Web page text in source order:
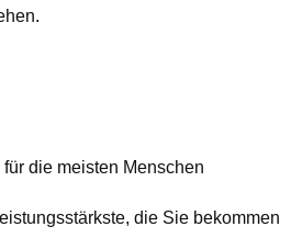
die meisten Menschen
die Sie bekommen